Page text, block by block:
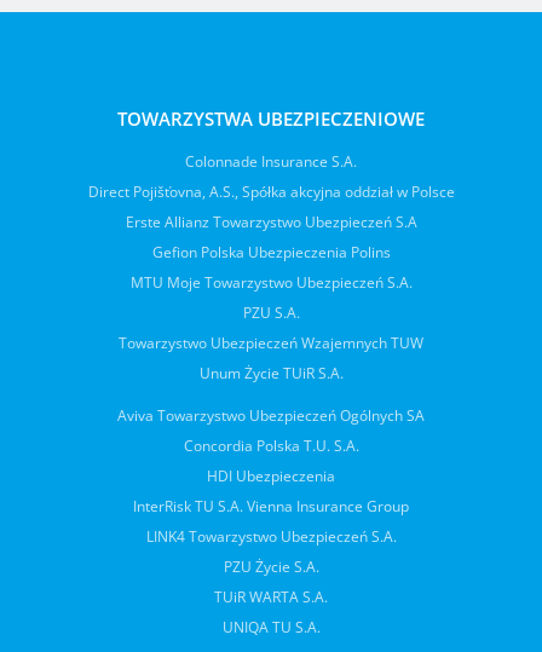
TOWARZYSTWA UBEZPIECZENIOWE
Colonnade Insurance S.A.
Direct Pojišťovna, A.S., Spółka akcyjna oddział w Polsce
Erste Allianz Towarzystwo Ubezpieczeń S.A
Gefion Polska Ubezpieczenia Polins
MTU Moje Towarzystwo Ubezpieczeń S.A.
PZU S.A.
Towarzystwo Ubezpieczeń Wzajemnych TUW
Unum Życie TUiR S.A.
Aviva Towarzystwo Ubezpieczeń Ogólnych SA
Concordia Polska T.U. S.A.
HDI Ubezpieczenia
InterRisk TU S.A. Vienna Insurance Group
LINK4 Towarzystwo Ubezpieczeń S.A.
PZU Życie S.A.
TUiR WARTA S.A.
UNIQA TU S.A.